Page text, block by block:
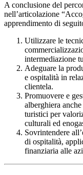
A conclusione del
nell’articolazione
apprendimento di
Utilizzare le
intermediazione
Adeguare la
e ospitalità in
clientela.
Promuovere e
alberghiera
turistici per
culturali ed
Sovrintendere
di ospitalità,
finanziaria alle